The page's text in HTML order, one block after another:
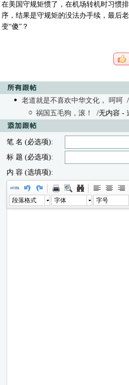
在美国守规矩惯了，在机场转机时习惯
序，结果是守规矩的没法办手续，最后
变“傻”？
老道就是不喜欢中华文化， 呵呵
祸国五毛狗，滚！
/无内容 -
笔 名 (必选项):
标 题 (必选项):
内 容 (选填项):
段落格式 字体 字号